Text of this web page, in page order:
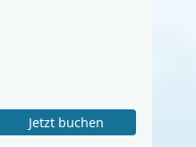
Jetzt buchen